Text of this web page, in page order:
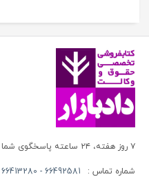
۷ روز هفته، ۲۴ ساعته پاسخگوی شما هستیم
شماره تماس : 66492581 - 66413280 (021)